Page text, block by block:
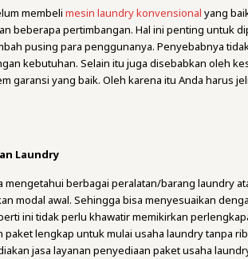
membelimesin laundry konvensional yang
beberapa pertimbangan. Hal ini penting untuk
pusing para penggunanya. Penyebabnya
kebutuhan. Selain itu juga disebabkan oleh
garansi yang baik. Oleh karena itu Anda harus
Laundry
mengetahui berbagai peralatan/barang laundry
modal awal. Sehingga bisa menyesuaikan
ini tidak perlu khawatir memikirkan
paket lengkap untuk mulai usaha laundry tanpa
jasa layanan penyediaan paket usaha